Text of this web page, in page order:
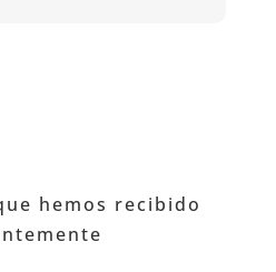
hemos recibido